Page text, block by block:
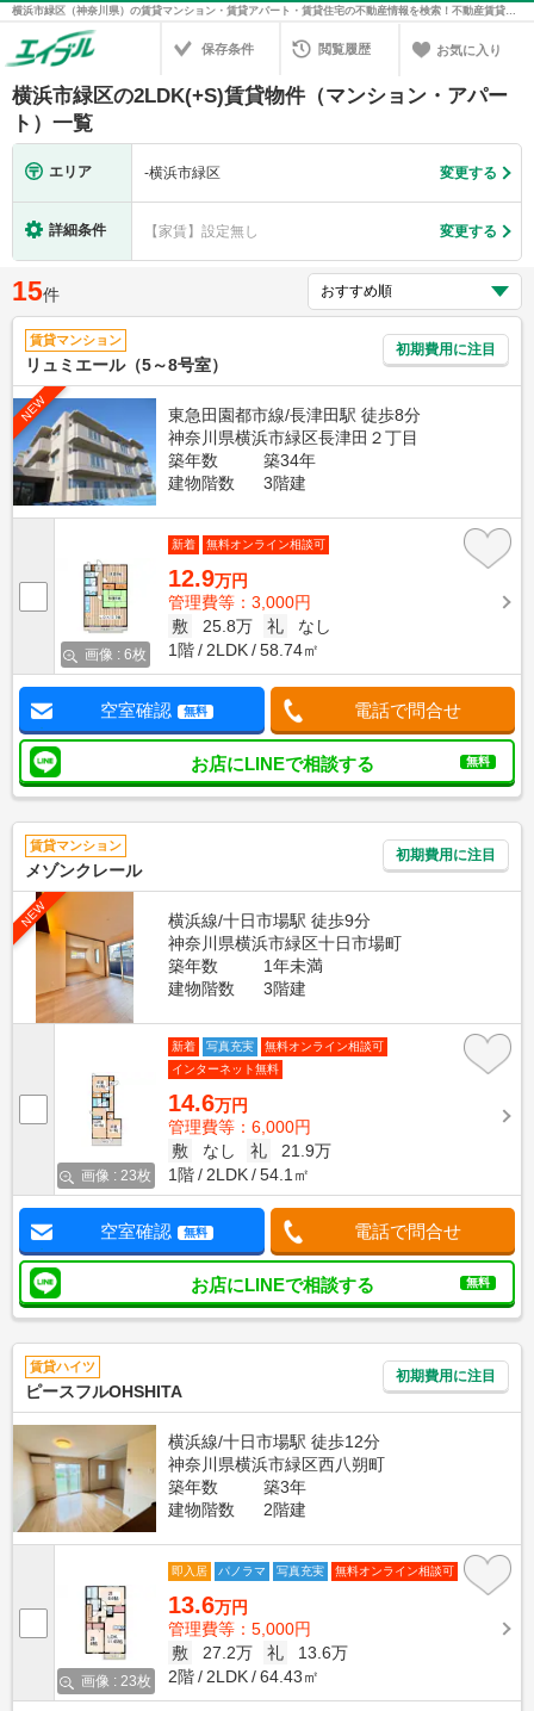
横浜市緑区（神奈川県）の賃貸マンション・賃貸アパート・賃貸住宅の不動産情報を検索！不動産賃貸の物件探しは、お部屋探しのエイブル
保存条件 閲覧履歴 お気に入り
横浜市緑区の2LDK(+S)賃貸物件（マンション・アパー
ト）一覧
エリア -横浜市緑区 変更する
詳細条件 【家賃】設定無し 変更する
15件
賃貸マンション
リュミエール（5～8号室）
初期費用に注目
NEW
東急田園都市線/長津田駅 徒歩8分
神奈川県横浜市緑区長津田２丁目
築年数
築34年
建物階数
3階建
画像 : 6枚
新着 無料オンライン相談可
12.9万円
管理費等：3,000円
敷
25.8万 礼
なし
1階
2LDK 58.74㎡
空室確認 無料 電話で問合せ
お店にLINEで相談する 無料
賃貸マンション
メゾンクレール
初期費用に注目
NEW
横浜線/十日市場駅 徒歩9分
神奈川県横浜市緑区十日市場町
築年数
1年未満
建物階数
3階建
画像 : 23枚
新着 写真充実
無料オンライン相談可
インターネット無料
14.6万円
管理費等：6,000円
敷
なし 礼
21.9万
1階
2LDK 54.1㎡
空室確認 無料 電話で問合せ
お店にLINEで相談する 無料
賃貸ハイツ
ピースフルOHSHITA
初期費用に注目
横浜線/十日市場駅 徒歩12分
神奈川県横浜市緑区西八朔町
築年数
築3年
建物階数
2階建
画像 : 23枚
即入居 パノラマ 写真充実 無料オンライン相談可
13.6万円
管理費等：5,000円
敷
27.2万 礼
13.6万
2階
2LDK 64.43㎡